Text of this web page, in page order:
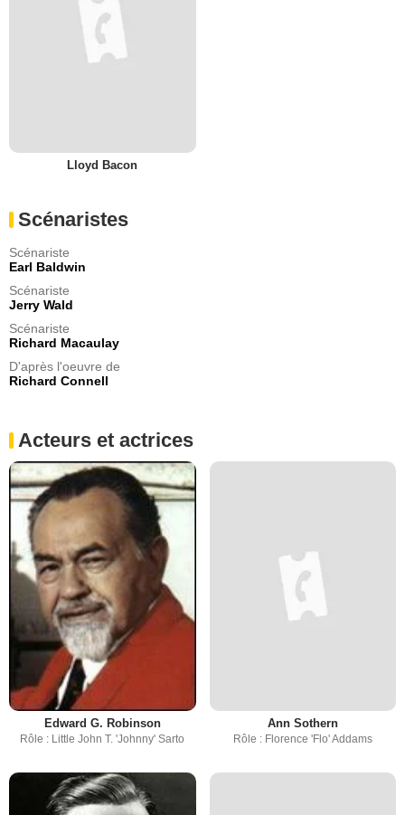
Lloyd Bacon
Scénaristes
Scénariste
Earl Baldwin
Scénariste
Jerry Wald
Scénariste
Richard Macaulay
D'après l'oeuvre de
Richard Connell
Acteurs et actrices
Edward G. Robinson
Rôle : Little John T. 'Johnny' Sarto
Ann Sothern
Rôle : Florence 'Flo' Addams